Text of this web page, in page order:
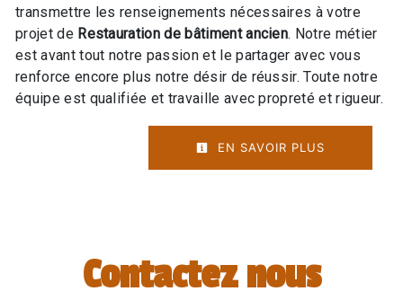
transmettre les renseignements nécessaires à votre
projet de Restauration de bâtiment ancien. Notre métier
est avant tout notre passion et le partager avec vous
renforce encore plus notre désir de réussir. Toute notre
équipe est qualifiée et travaille avec propreté et rigueur.
EN SAVOIR PLUS
Contactez nous